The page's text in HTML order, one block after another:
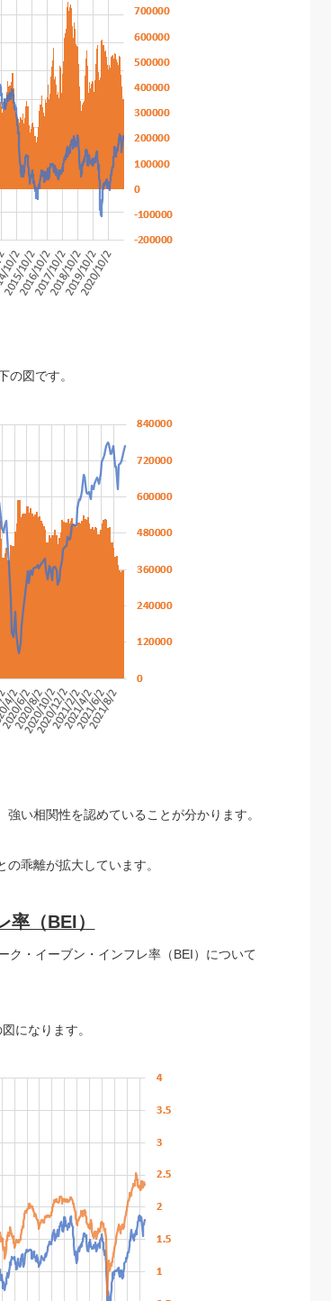
の図です。
い相関性を認めていることが分かります。
乖離が拡大しています。
（BEI）
ク・イーブン・インフレ率（BEI）について
になります。